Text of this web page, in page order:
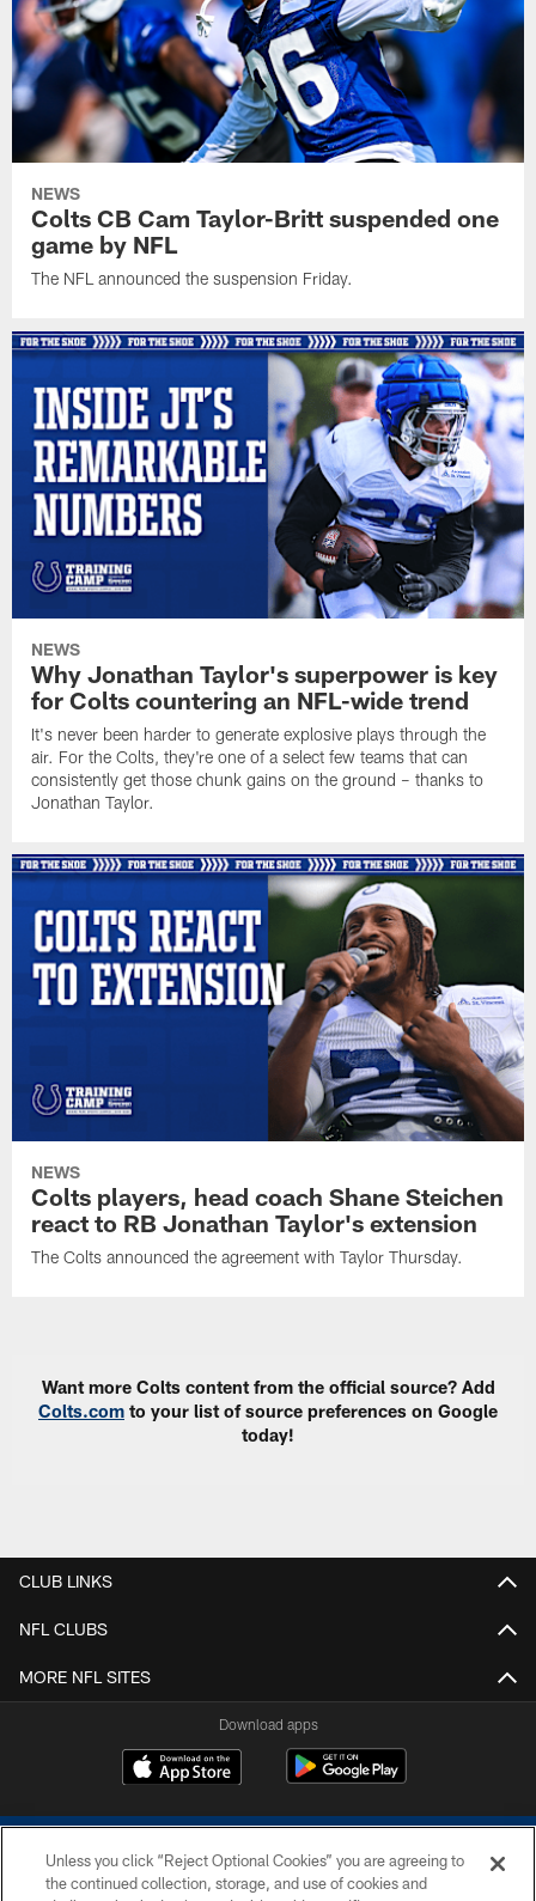
NEWS
Colts CB Cam Taylor-Britt suspended one
game by NFL
The NFL announced the suspension Friday.
NEWS
Why Jonathan Taylor's superpower is key
for Colts countering an NFL-wide trend
It's never been harder to generate explosive plays through the
air. For the Colts, they're one of a select few teams that can
consistently get those chunk gains on the ground – thanks to
Jonathan Taylor.
NEWS
Colts players, head coach Shane Steichen
react to RB Jonathan Taylor's extension
The Colts announced the agreement with Taylor Thursday.
Want more Colts content from the official source? Add
Colts.com to your list of source preferences on Google
today!
CLUB LINKS
NFL CLUBS
MORE NFL SITES
Download apps
Unless you click “Reject Optional Cookies” you are agreeing to
the continued collection, storage, and use of cookies and